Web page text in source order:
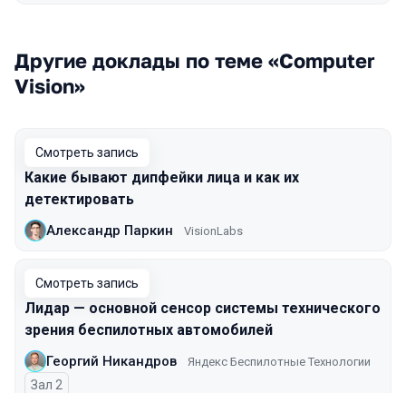
Другие доклады по теме «Computer
Vision»
Смотреть запись
Какие бывают дипфейки лица и как их
детектировать
Александр Паркин VisionLabs
Смотреть запись
Лидар — основной сенсор системы технического
зрения беспилотных автомобилей
Георгий Никандров Яндекс Беспилотные Технологии
Зал 2